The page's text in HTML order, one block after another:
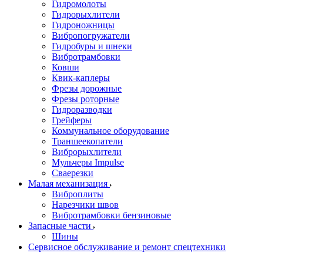
Гидромолоты
Гидрорыхлители
Гидроножницы
Вибропогружатели
Гидробуры и шнеки
Вибротрамбовки
Ковши
Квик-каплеры
Фрезы дорожные
Фрезы роторные
Гидроразводки
Грейферы
Коммунальное оборудование
Траншеекопатели
Виброрыхлители
Мульчеры Impulse
Сваерезки
Малая механизация
Виброплиты
Нарезчики швов
Вибротрамбовки бензиновые
Запасные части
Шины
Сервисное обслуживание и ремонт спецтехники